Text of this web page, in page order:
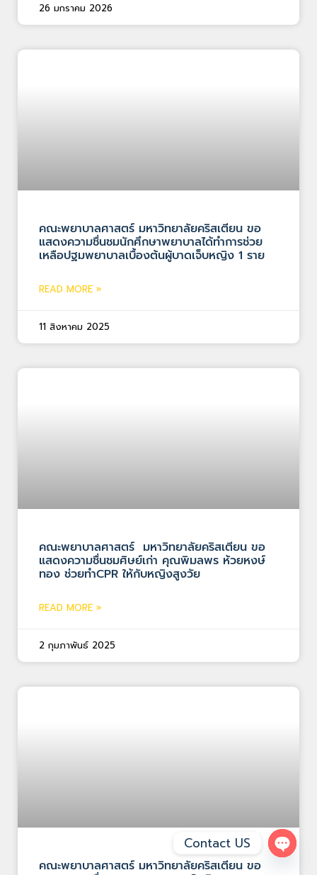
26 มกราคม 2026
คณะพยาบาลศาสตร์ มหาวิทยาลัยคริสเตียน ขอ
แสดงความชื่นชมนักศึกษาพยาบาลได้ทำการช่วย
เหลือปฐมพยาบาลเบื้องต้นผู้บาดเจ็บหญิง 1 ราย
READ MORE »
11 สิงหาคม 2025
คณะพยาบาลศาสตร์ มหาวิทยาลัยคริสเตียน ขอ
แสดงความชื่นชมศิษย์เก่า คุณพิมลพร ห้วยหงษ์
ทอง ช่วยทำCPR ให้กับหญิงสูงวัย
READ MORE »
2 กุมภาพันธ์ 2025
คณะพยาบาลศาสตร์ มหาวิทยาลัยคริสเตียน ขอ
Contact US